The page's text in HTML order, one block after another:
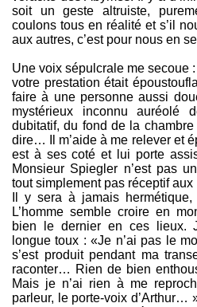
soit un geste altruiste,
coulons tous en réalité et s’il
aux autres, c’est pour nous en
Une voix sépulcrale me secoue
votre prestation était
faire à une personne aussi
mystérieux inconnu auréolé
dubitatif, du fond de la
dire… Il m’aide à me relever et
est à ses coté et lui porte
Monsieur Spiegler n’est pas
tout simplement pas réceptif
Il y sera à jamais
L’homme semble croire en
bien le dernier en ces lieux.
longue toux : «Je n’ai pas le
s’est produit pendant ma
raconter… Rien de bien
Mais je n’ai rien à me
parleur, le porte-voix d’Arthur…